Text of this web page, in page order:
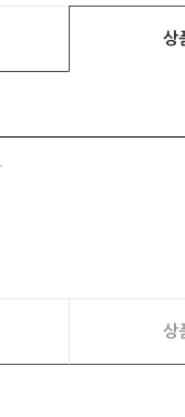
상
상